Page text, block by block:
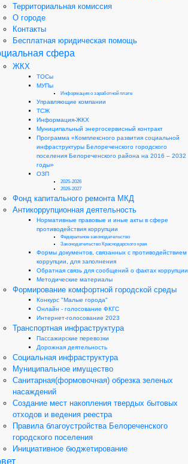
Территориальная комиссия
О городе
Контакты
Бесплатная юридическая помощь
сфера
ЖКХ
ТОСы
МУПы
Информация о заработной плате
Управляющие компании
ТСЖ
Информация-ЖКХ
Муниципальный энергосервисный контракт
Программа «Комплексного развития социальной
инфраструктуры Белореченского городского
поселения Белореченского района на 2016 – 2032
годы»
ОЗП
2025-2026
2026-2027
Фонд капитального ремонта МКД
Антикоррупционная деятельность
Нормативные правовые и иные акты в сфере
противодействия коррупции
Федеральное законодательство
Законодательство Краснодарского края
Формы документов, связанных с противодействием
коррупции, для заполнения
Обратная связь для сообщений о фактах коррупции
Методические материалы
Формирование комфортной городской среды
Конкурс "Малые города"
Онлайн - голосование ФКГС
Интернет-голосование 2023
Транспортная инфраструктура
Пассажирские перевозки
Дорожная деятельность
Социальная инфраструктура
Муниципальное имущество
Санитарная(формовочная) обрезка зеленых
насаждений
Создание мест накопления твердых бытовых
отходов и ведения реестра
Правила благоустройства Белореченского
городского поселения
Инициативное бюджетирование